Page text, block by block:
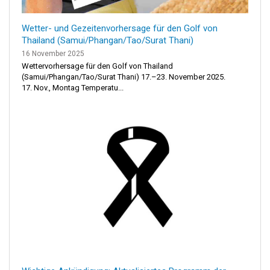
Wetter- und Gezeitenvorhersage für den Golf von
Thailand (Samui/Phangan/Tao/Surat Thani)
16 November 2025
Wettervorhersage für den Golf von Thailand
(Samui/Phangan/Tao/Surat Thani) 17.–23. November 2025.
17. Nov., Montag Temperatu...